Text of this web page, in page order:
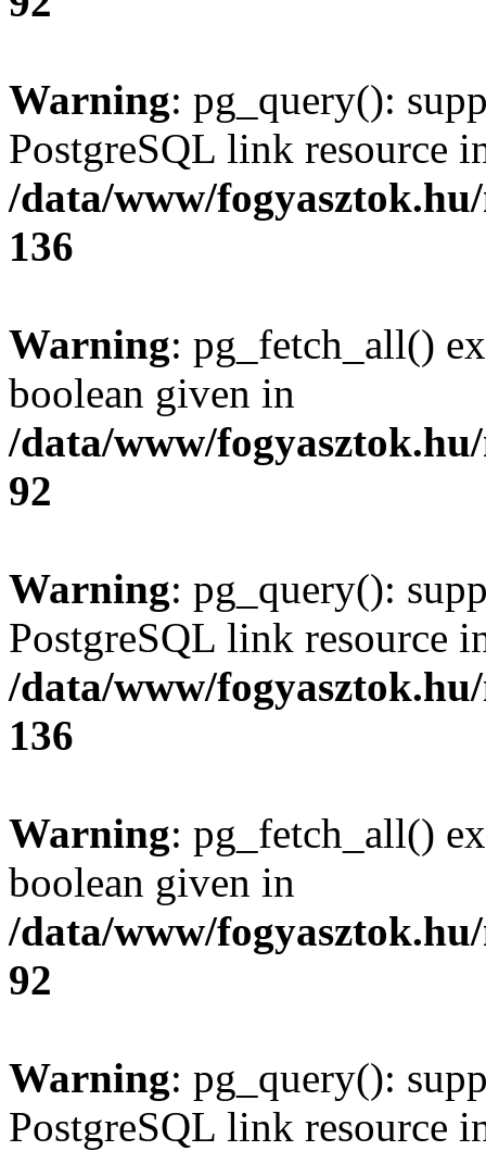
Warning: pg_query():
PostgreSQL link resource
/data/www/
136
Warning: pg_fetch_all()
boolean given in
/data/www/
92
Warning: pg_query():
PostgreSQL link resource
/data/www/
136
Warning: pg_fetch_all()
boolean given in
/data/www/
92
Warning: pg_query():
PostgreSQL link resource